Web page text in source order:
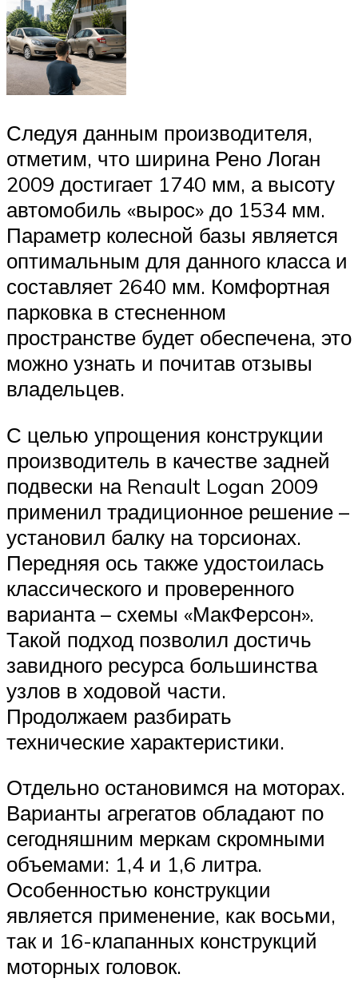
Следуя данным производителя,
отметим, что ширина Рено Логан
2009 достигает 1740 мм, а высоту
автомобиль «вырос» до 1534 мм.
Параметр колесной базы является
оптимальным для данного класса и
составляет 2640 мм. Комфортная
парковка в стесненном
пространстве будет обеспечена, это
можно узнать и почитав отзывы
владельцев.
С целью упрощения конструкции
производитель в качестве задней
подвески на Renault Logan 2009
применил традиционное решение –
установил балку на торсионах.
Передняя ось также удостоилась
классического и проверенного
варианта – схемы «МакФерсон».
Такой подход позволил достичь
завидного ресурса большинства
узлов в ходовой части.
Продолжаем разбирать
технические характеристики.
Отдельно остановимся на моторах.
Варианты агрегатов обладают по
сегодняшним меркам скромными
объемами: 1,4 и 1,6 литра.
Особенностью конструкции
является применение, как восьми,
так и 16-клапанных конструкций
моторных головок.